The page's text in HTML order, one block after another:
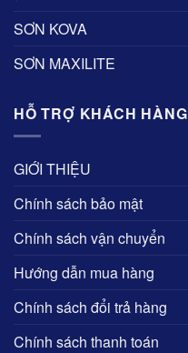
SƠN KOVA
SƠN MAXILITE
HỖ TRỢ KHÁCH HÀNG
GIỚI THIỆU
Chính sách bảo mật
Chính sách vận chuyển
Hướng dẫn mua hàng
Chính sách đổi trả hàng
Chính sách thanh toán